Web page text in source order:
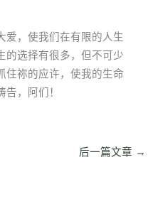
爱，使我们在有限的人生
的选择有很多，但不可少
住祢的应许，使我的生命
，阿们！
后一篇文章 →